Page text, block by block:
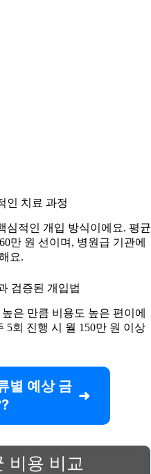
인 치료 과정
심적인 개입 방식이에요. 평균
만 원 선이며, 병원급 기관에
요.
검증된 개입법
은 만큼 비용도 높은 편이에
5회 진행 시 월 150만 원 이상
별 예상 금
비용 비교